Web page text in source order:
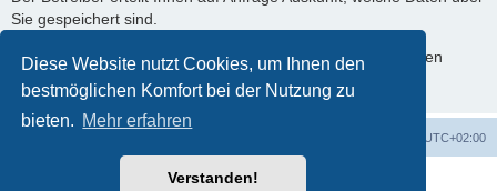
Diese Website nutzt Cookies, um Ihnen den
bestmöglichen Komfort bei der Nutzung zu
bieten. Mehr erfahren
Verstanden!
Sie gespeichert sind.
Sie können jederzeit die Löschung bzw. Sperrung Ihrer Daten
verlangen. Kontaktieren Sie hierzu bitte den Betreiber.
UTC+02:00
Powered byphpBB® Forum Software © phpBB Limited